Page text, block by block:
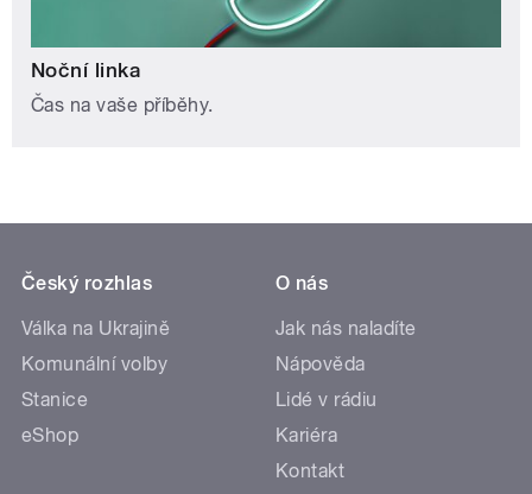
Noční linka
Čas na vaše příběhy.
Český rozhlas
Válka na Ukrajině
Komunální volby
Stanice
eShop
O nás
Jak nás naladíte
Nápověda
Lidé v rádiu
Kariéra
Kontakt